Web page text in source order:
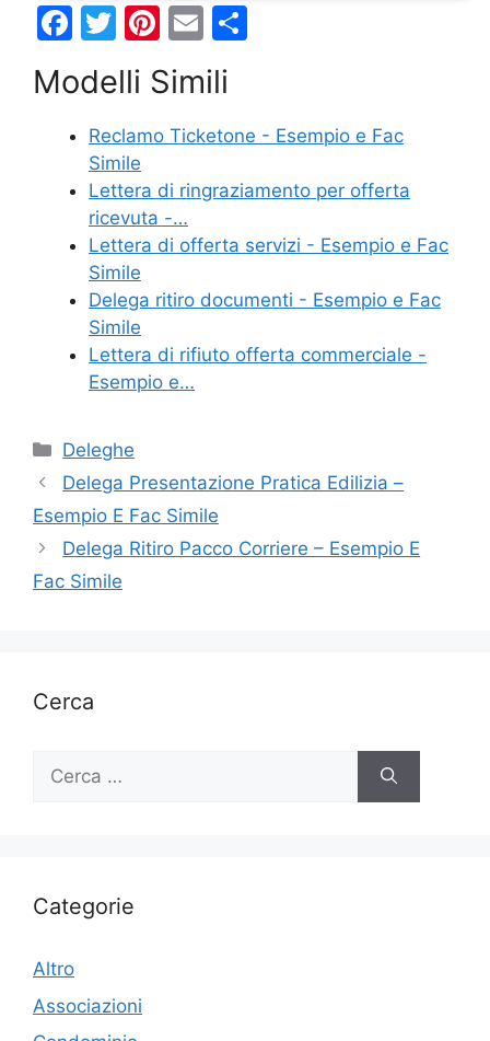
F
c
e
b
o
o
k
T
w
itt
er
Pi
nt
er
e
E
m
ai
l
di
di
Modelli Simili
Reclamo Ticketone - Esempio e Fac
Simile
Lettera di ringraziamento per offerta
ricevuta -…
Lettera di offerta servizi - Esempio e Fac
Simile
Delega ritiro documenti - Esempio e Fac
Simile
Lettera di rifiuto offerta commerciale -
Esempio e…
Categorie
Deleghe
Delega Presentazione Pratica Edilizia –
Esempio E Fac Simile
Delega Ritiro Pacco Corriere – Esempio E
Fac Simile
Cerca
Ricerca
Categorie
Altro
Associazioni